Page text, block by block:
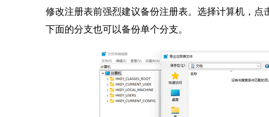
修改注册表前强烈建议备份注册表。选择计算机，
下面的分支也可以备份单个分支。